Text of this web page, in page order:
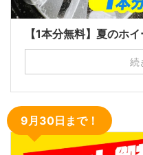
【1本分無料】夏のホ
続
9月30日まで！